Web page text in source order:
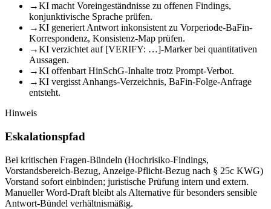
→KI macht Voreingeständnisse zu offenen Findings,
konjunktivische Sprache prüfen.
→KI generiert Antwort inkonsistent zu Vorperiode-BaFin-
Korrespondenz, Konsistenz-Map prüfen.
→KI verzichtet auf [VERIFY: …]-Marker bei quantitativen
Aussagen.
→KI offenbart HinSchG-Inhalte trotz Prompt-Verbot.
→KI vergisst Anhangs-Verzeichnis, BaFin-Folge-Anfrage
entsteht.
Hinweis
Eskalationspfad
Bei kritischen Fragen-Bündeln (Hochrisiko-Findings,
Vorstandsbereich-Bezug, Anzeige-Pflicht-Bezug nach § 25c KWG)
Vorstand sofort einbinden; juristische Prüfung intern und extern.
Manueller Word-Draft bleibt als Alternative für besonders sensible
Antwort-Bündel verhältnismäßig.